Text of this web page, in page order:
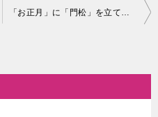
「お正月」に「門松」を立てるのはなぜ？ 「お正月飾り」の由来は？